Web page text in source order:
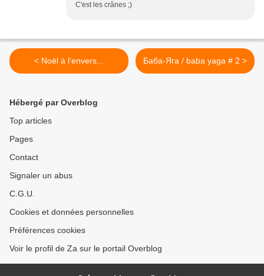
C'est les crânes ;)
< Noël à l'envers... Баба-Яга / baba yaga # 2 >
Hébergé par Overblog
Top articles
Pages
Contact
Signaler un abus
C.G.U.
Cookies et données personnelles
Préférences cookies
Voir le profil de Za sur le portail Overblog